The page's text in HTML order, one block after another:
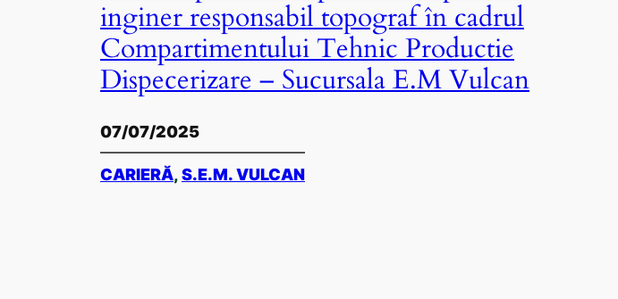
inginer responsabil topograf în cadrul
Compartimentului Tehnic Productie
Dispecerizare – Sucursala E.M Vulcan
07/07/2025
CARIERĂ, S.E.M. VULCAN